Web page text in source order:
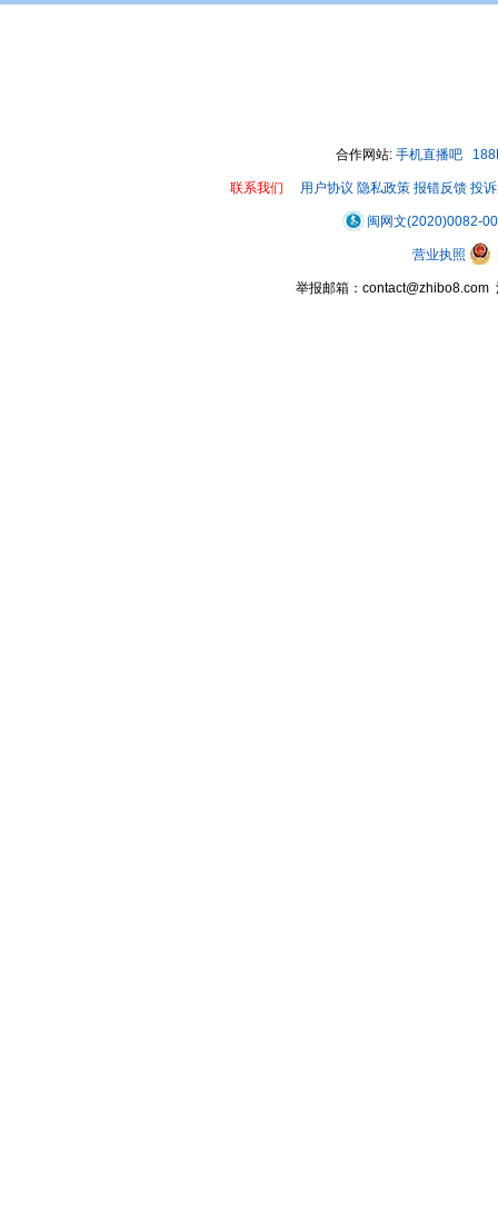
合作网站: 手机直播吧
联系我们 用户协议 隐私政策 报错反馈 投
闽网文(2020)0082-
营业执照
举报邮箱：